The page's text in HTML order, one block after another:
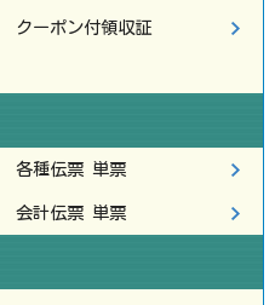
クーポン付領収証
各種伝票 単票
会計伝票 単票